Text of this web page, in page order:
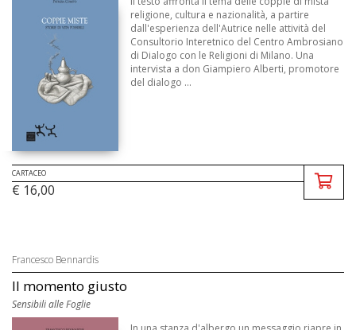
religione, cultura e nazionalità, a partire
dall'esperienza dell'Autrice nelle attività del
Consultorio Interetnico del Centro Ambrosiano
di Dialogo con le Religioni di Milano. Una
intervista a don Giampiero Alberti, promotore
del dialogo ...
CARTACEO
€ 16,00
Francesco Bennardis
Il momento giusto
Sensibili alle Foglie